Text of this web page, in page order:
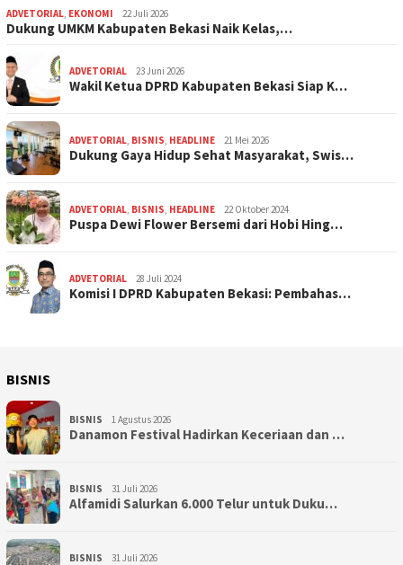
ADVETORIAL, EKONOMI 22 Juli 2026
Dukung UMKM Kabupaten Bekasi Naik Kelas,…
ADVETORIAL 23 Juni 2026
Wakil Ketua DPRD Kabupaten Bekasi Siap K…
ADVETORIAL, BISNIS, HEADLINE 21 Mei 2026
Dukung Gaya Hidup Sehat Masyarakat, Swis…
ADVETORIAL, BISNIS, HEADLINE 22 Oktober 2024
Puspa Dewi Flower Bersemi dari Hobi Hing…
ADVETORIAL 28 Juli 2024
Komisi I DPRD Kabupaten Bekasi: Pembahas…
BISNIS
BISNIS 1 Agustus 2026
Danamon Festival Hadirkan Keceriaan dan …
BISNIS 31 Juli 2026
Alfamidi Salurkan 6.000 Telur untuk Duku…
BISNIS 31 Juli 2026